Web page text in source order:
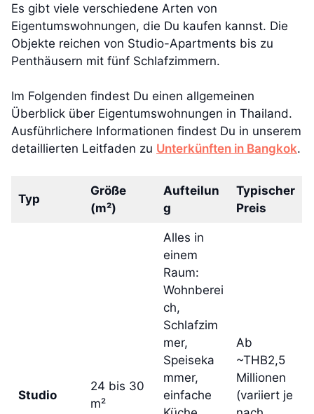
Es gibt viele verschiedene Arten von
Eigentumswohnungen, die Du kaufen kannst. Die
Objekte reichen von Studio-Apartments bis zu
Penthäusern mit fünf Schlafzimmern.
Im Folgenden findest Du einen allgemeinen
Überblick über Eigentumswohnungen in Thailand.
Ausführlichere Informationen findest Du in unserem
detaillierten Leitfaden zu Unterkünften in Bangkok.
Typ
Größe
(m²)
Aufteilun
g
Typischer
Preis
Studio
24 bis 30
m²
Alles in
einem
Raum:
Wohnberei
ch,
Schlafzim
mer,
Speiseka
mmer,
einfache
Ab
~THB2,5
Millionen
(variiert je